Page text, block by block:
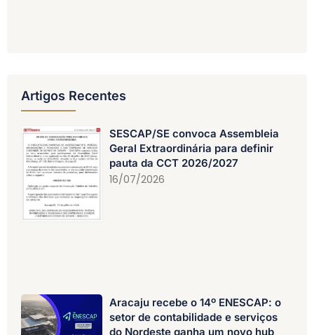
Artigos Recentes
SESCAP/SE convoca Assembleia
Geral Extraordinária para definir
pauta da CCT 2026/2027
16/07/2026
Aracaju recebe o 14º ENESCAP: o
setor de contabilidade e serviços
do Nordeste ganha um novo hub